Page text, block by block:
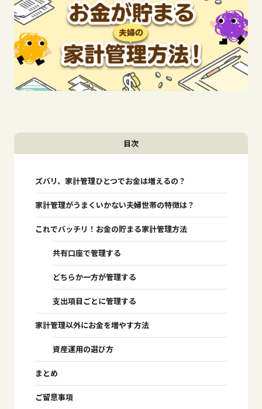
目次
ズバリ、家計管理ひとつでお金は増えるの？
家計管理がうまくいかない夫婦世帯の特徴は？
これでバッチリ！お金の貯まる家計管理方法
共有口座で管理する
どちらか一方が管理する
支出項目ごとに管理する
家計管理以外にお金を増やす方法
資産運用の選び方
まとめ
ご留意事項